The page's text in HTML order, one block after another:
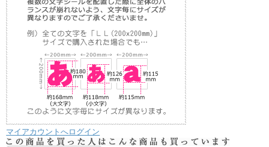
マイアカウントへログイン